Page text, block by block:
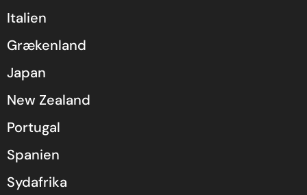
Italien
Grækenland
Japan
New Zealand
Portugal
Spanien
Sydafrika